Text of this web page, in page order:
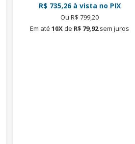
R$ 735,26à vista no PIX
Ou R$ 799,20
Em até 10X de R$ 79,92sem juros